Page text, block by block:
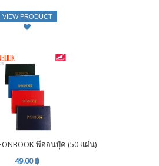
VIEW PRODUCT
พีออนบุ๊ค (50 แผ่น)
49.00 ฿